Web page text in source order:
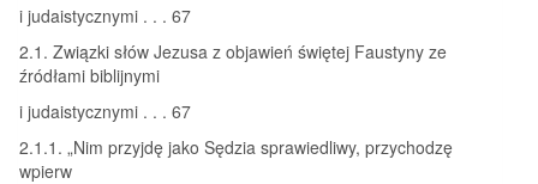
i judaistycznymi . . . 67
2.1. Związki słów Jezusa z objawień świętej Faustyny ze
źródłami biblijnymi
i judaistycznymi . . . 67
2.1.1. „Nim przyjdę jako Sędzia sprawiedliwy, przychodzę
wpierw